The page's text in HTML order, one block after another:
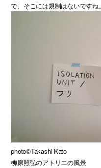
で、そこには規制はないですね。
photo©Takashi Kato
柳原照弘のアトリエの風景